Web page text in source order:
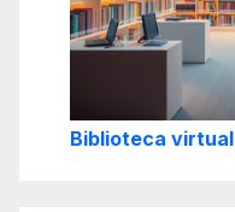
Biblioteca virtual